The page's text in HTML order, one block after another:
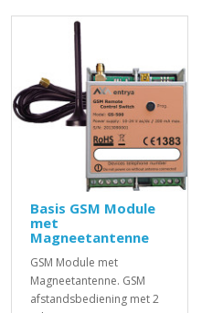
Basis GSM Module
met
Magneetantenne
GSM Module met
Magneetantenne. GSM
afstandsbediening met 2